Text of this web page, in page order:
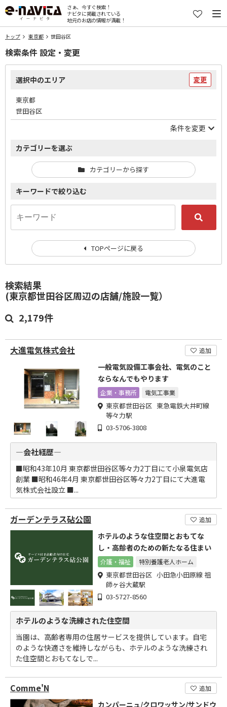
さぁ、今すぐ検索！
ナビタに掲載されている
地元のお店の情報が満載！
トップ 東京都 世田谷区
検索結果
(東京都世田谷区周辺の店舗/施設一覧）
2,179件
大進電気株式会社 追加
一般電気設備工事会社、電気のこと
ならなんでもやります
企業・事務所 電気工事業
東京都世田谷区 東急電鉄大井町線
等々力駅
03-5706-3808
―会社経歴―
■昭和43年10月 東京都世田谷区等々力2丁目にて小泉電気店
創業 ■昭和46年4月 東京都世田谷区等々力2丁目にて大進電
気株式会社設立 ■...
ガーデンテラス砧公園 追加
ホテルのような住空間とおもてな
し・高齢者のための新たなる住まい
介護・福祉 特別養護老人ホーム
東京都世田谷区 小田急小田原線 祖
師ヶ谷大蔵駅
03-5727-8560
ホテルのような洗練された住空間
当園は、高齢者専用の住居サービスを提供しています。自宅
のような快適さを維持しながらも、ホテルのような洗練され
た住空間とおもてなしで...
Comme'N 追加
カンパーニュ/クロワッサン/サンドウ
検索条件 設定・変更
選択中のエリア 変更
東京都
世田谷区
条件を変更
カテゴリーを選ぶ
カテゴリーから探す
キーワードで絞り込む
TOPページに戻る